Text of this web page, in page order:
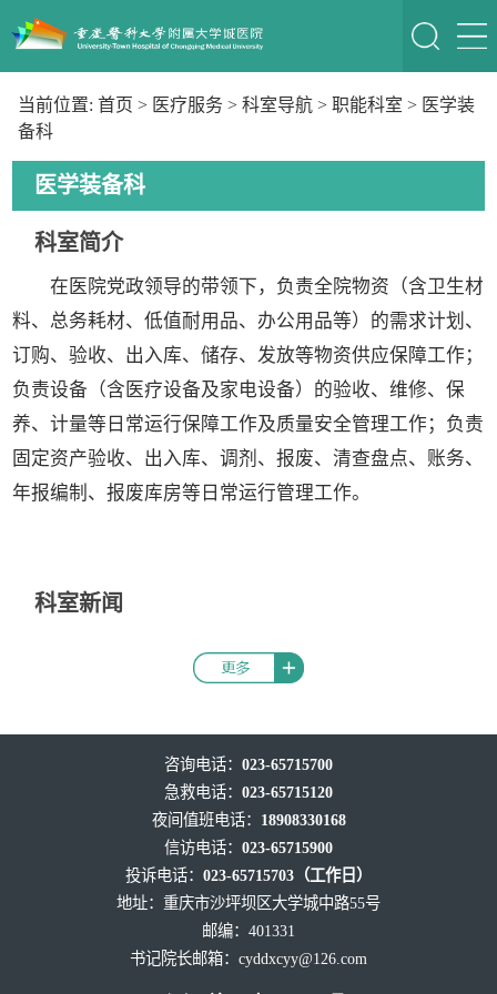
当前位置: 首页 > 医疗服务 > 科室导航 > 职能科室 > 医学装
备科
医学装备科
科室简介
在医院党政领导的带领下，负责全院物资（含卫生材
料、总务耗材、低值耐用品、办公用品等）的需求计划、
订购、验收、出入库、储存、发放等物资供应保障工作；
负责设备（含医疗设备及家电设备）的验收、维修、保
养、计量等日常运行保障工作及质量安全管理工作；负责
固定资产验收、出入库、调剂、报废、清查盘点、账务、
年报编制、报废库房等日常运行管理工作。
科室新闻
咨询电话： 023-65715700
急救电话： 023-65715120
夜间值班电话： 18908330168
信访电话： 023-65715900
投诉电话： 023-65715703（工作日）
地址：重庆市沙坪坝区大学城中路55号
邮编：401331
书记院长邮箱： cyddxcyy@126.com